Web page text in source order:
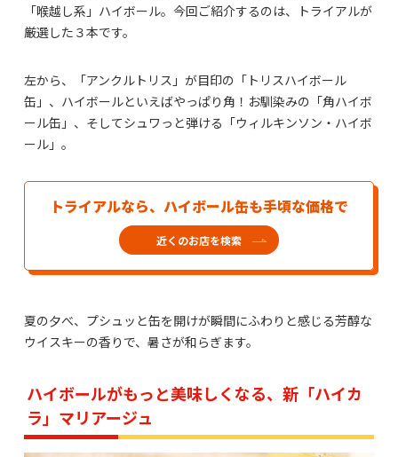
「喉越し系」ハイボール。今回ご紹介するのは、トライアルが
厳選した３本です。
左から、「アンクルトリス」が目印の「トリスハイボール
缶」、ハイボールといえばやっぱり角！お馴染みの「角ハイボ
ール缶」、そしてシュワっと弾ける「ウィルキンソン・ハイボ
ール」。
トライアルなら、ハイボール缶も手頃な価格で
近くのお店を検索
夏の夕べ、プシュッと缶を開けが瞬間にふわりと感じる芳醇な
ウイスキーの香りで、暑さが和らぎます。
ハイボールがもっと美味しくなる、新「ハイカ
ラ」マリアージュ